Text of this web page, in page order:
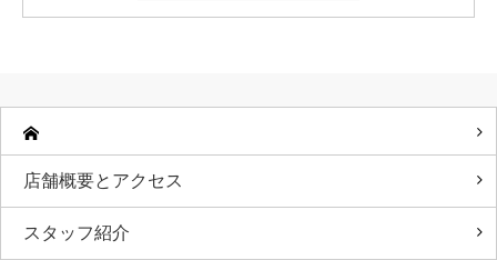
店舗概要とアクセス
スタッフ紹介